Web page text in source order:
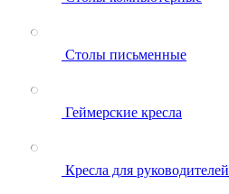
Столы письменные
Геймерские кресла
Кресла для руководителей